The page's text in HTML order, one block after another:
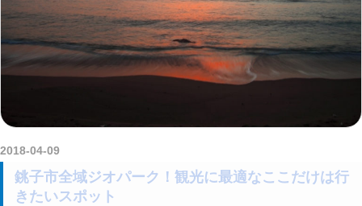
2018-04-09
銚子市全域ジオパーク！観光に最適なここだけは行
きたいスポット